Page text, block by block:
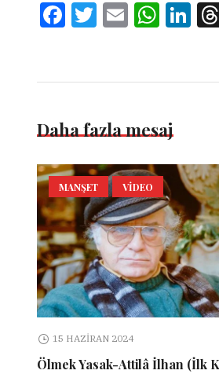
FacebookTwitterEmail
Daha fazla mesaj
MANŞET VIDEO
15 HAZIRAN 2024
Ölmek Yasak-Attilâ İlhan (İlk